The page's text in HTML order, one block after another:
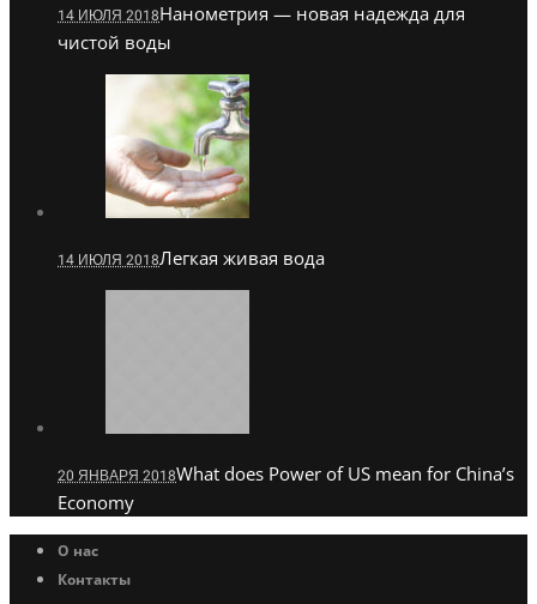
14 ИЮЛЯ 2018Нанометрия — новая надежда для
чистой воды
14 ИЮЛЯ 2018Легкая живая вода
20 ЯНВАРЯ 2018What does Power of US mean for China’s
Economy
О нас
Контакты